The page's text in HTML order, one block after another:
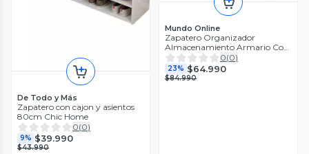
De Todo y Más
Zapatero con cajon y asientos
80cm Chic Home
0(0)
9% $39.990
$43.990
Mundo Online
Zapatero Organizador
Almacenamiento Armario Con
Puertas
0(0)
23% $64.990
$84.990